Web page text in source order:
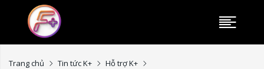
Trang chủ Tin tức K+
Hỗ trợ K+